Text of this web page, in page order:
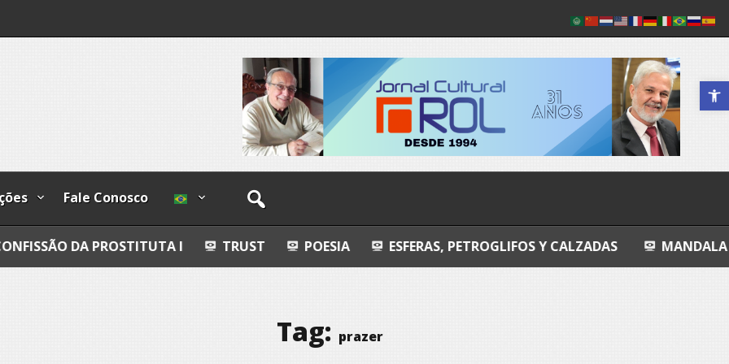
Abrir a
Fale Conosco
I TRUST POESIA ESFERAS, PETROGLIFOS Y CALZADAS MANDALA
Tag: prazer